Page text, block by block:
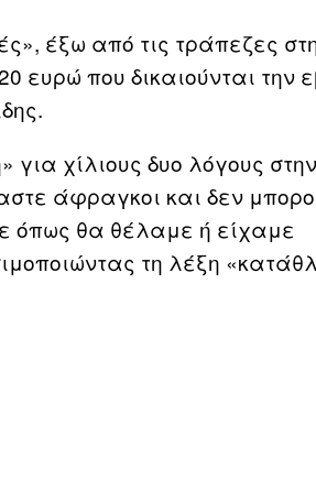
έξω από τις τράπεζες
ευρώ που δικαιούνται την
για χίλιους δυο λόγους
άφραγκοι και δεν
όπως θα θέλαμε ή είχαμε
τη λέξη